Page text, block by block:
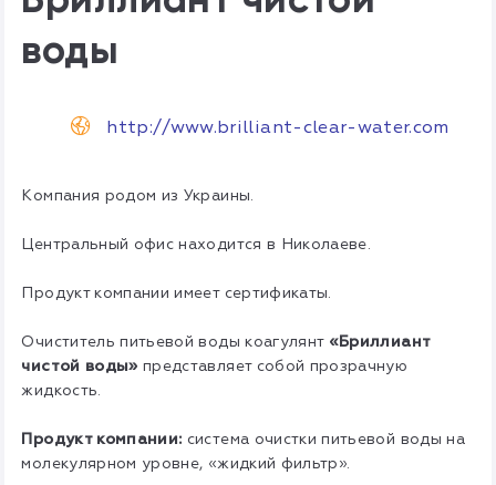
воды
http://www.brilliant-clear-water.com
Компания родом из Украины.
Центральный офис находится в Николаеве.
Продукт компании имеет сертификаты.
Очиститель питьевой воды коагулянт «Бриллиант
чистой воды» представляет собой прозрачную
жидкость.
Продукт компании: система очистки питьевой воды на
молекулярном уровне, «жидкий фильтр».